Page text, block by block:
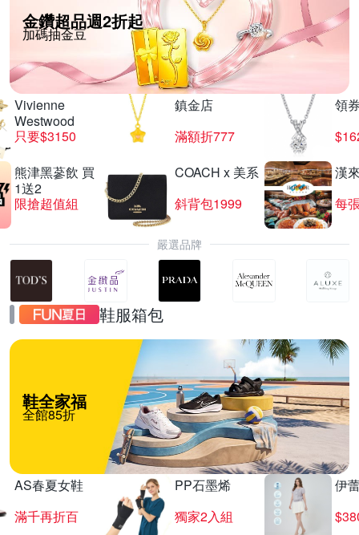
金鑽超品週2折起
加碼抽金豆
Vivienne
Westwood
只要$3150
鎮金店
滿額折777
領
熊津黑蔘飲 買
1送2
限搶超值組
COACH x 美系
斜背包1999
漢
每
嚴選品牌
鞋服箱包
鞋全家福
全館85折
AS春夏女鞋
滿千再折百
PP石墨烯
獨家2入組
伊